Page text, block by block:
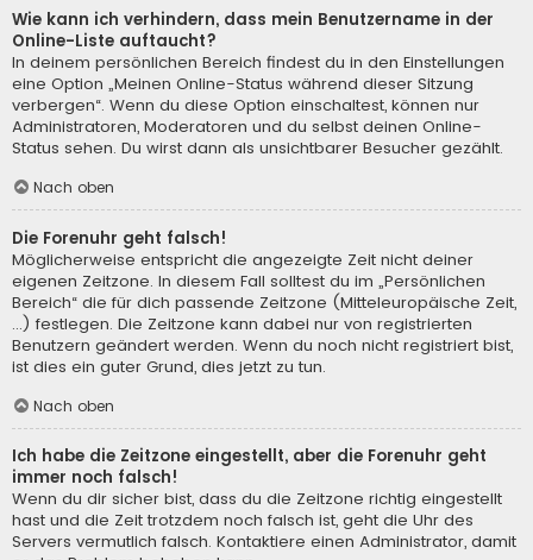
Wie kann ich verhindern, dass mein Benutzername in der
Online-Liste auftaucht?
In deinem persönlichen Bereich findest du in den Einstellungen
eine Option „Meinen Online-Status während dieser Sitzung
verbergen“. Wenn du diese Option einschaltest, können nur
Administratoren, Moderatoren und du selbst deinen Online-
Status sehen. Du wirst dann als unsichtbarer Besucher gezählt.
Nach oben
Die Forenuhr geht falsch!
Möglicherweise entspricht die angezeigte Zeit nicht deiner
eigenen Zeitzone. In diesem Fall solltest du im „Persönlichen
Bereich“ die für dich passende Zeitzone (Mitteleuropäische Zeit,
...) festlegen. Die Zeitzone kann dabei nur von registrierten
Benutzern geändert werden. Wenn du noch nicht registriert bist,
ist dies ein guter Grund, dies jetzt zu tun.
Nach oben
Ich habe die Zeitzone eingestellt, aber die Forenuhr geht
immer noch falsch!
Wenn du dir sicher bist, dass du die Zeitzone richtig eingestellt
hast und die Zeit trotzdem noch falsch ist, geht die Uhr des
Servers vermutlich falsch. Kontaktiere einen Administrator, damit